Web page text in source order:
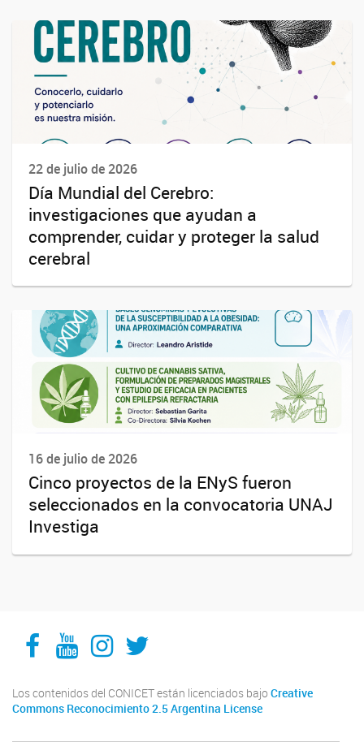
22 de julio de 2026
Día Mundial del Cerebro:
investigaciones que ayudan a
comprender, cuidar y proteger la salud
cerebral
16 de julio de 2026
Cinco proyectos de la ENyS fueron
seleccionados en la convocatoria UNAJ
Investiga
Facebook
YouTube
Instagram
Twitter
Los contenidos del CONICET están licenciados bajo Creative
Commons Reconocimiento 2.5 Argentina License